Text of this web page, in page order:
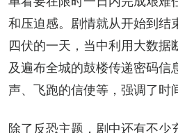
和压迫感。剧情就从开始到结
四伏的一天，当中利用大数据
及遍布全城的鼓楼传递密码信
声、飞跑的信使等，强调了时
除了反恐主题，剧中还有不少